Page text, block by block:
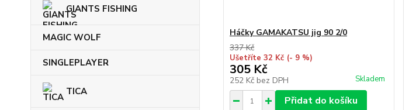
GIANTS FISHING
MAGIC WOLF
SINGLEPLAYER
TICA
Háčky GAMAKATSU jig 90 2/0
337 Kč
Ušetříte 32 Kč (- 9 %)
305 Kč
252 Kč bez DPH Skladem
Přidat do košíku